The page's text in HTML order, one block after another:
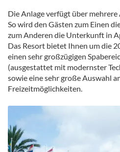
Die Anlage verfügt über
So wird den Gästen zum Einen
zum Anderen die Unterkunft in
Das Resort bietet Ihnen um die
einen sehr großzügigen
(ausgestattet mit modernster
sowie eine sehr große Auswahl
Freizeitmöglichkeiten.